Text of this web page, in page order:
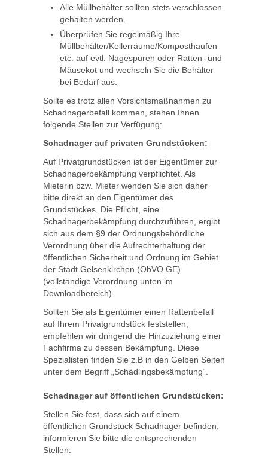
Alle Müllbehälter sollten stets verschlossen
gehalten werden.
Überprüfen Sie regelmäßig Ihre
Müllbehälter/Kellerräume/Komposthaufen
etc. auf evtl. Nagespuren oder Ratten- und
Mäusekot und wechseln Sie die Behälter
bei Bedarf aus.
Sollte es trotz allen Vorsichtsmaßnahmen zu
Schadnagerbefall kommen, stehen Ihnen
folgende Stellen zur Verfügung:
Schadnager auf privaten Grundstücken:
Auf Privatgrundstücken ist der Eigentümer zur
Schadnagerbekämpfung verpflichtet. Als
Mieterin bzw. Mieter wenden Sie sich daher
bitte direkt an den Eigentümer des
Grundstückes. Die Pflicht, eine
Schadnagerbekämpfung durchzuführen, ergibt
sich aus dem §9 der Ordnungsbehördliche
Verordnung über die Aufrechterhaltung der
öffentlichen Sicherheit und Ordnung im Gebiet
der Stadt Gelsenkirchen (ObVO GE)
(vollständige Verordnung unten im
Downloadbereich).
Sollten Sie als Eigentümer einen Rattenbefall
auf Ihrem Privatgrundstück feststellen,
empfehlen wir dringend die Hinzuziehung einer
Fachfirma zu dessen Bekämpfung. Diese
Spezialisten finden Sie z.B in den Gelben Seiten
unter dem Begriff „Schädlingsbekämpfung“.
Schadnager auf öffentlichen Grundstücken:
Stellen Sie fest, dass sich auf einem
öffentlichen Grundstück Schadnager befinden,
informieren Sie bitte die entsprechenden
Stellen: